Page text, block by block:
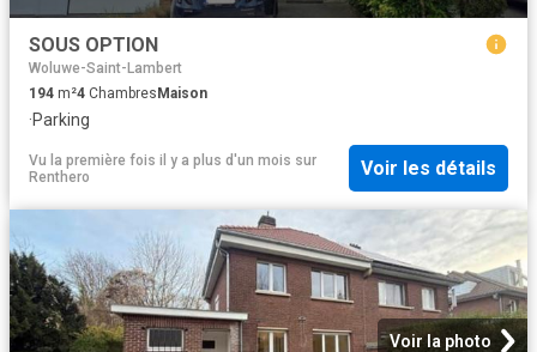
SOUS OPTION
Woluwe-Saint-Lambert
194 m²4 ChambresMaison
·Parking
Vu la première fois il y a plus d'un mois sur
Renthero
Voir les détails
Voir la photo